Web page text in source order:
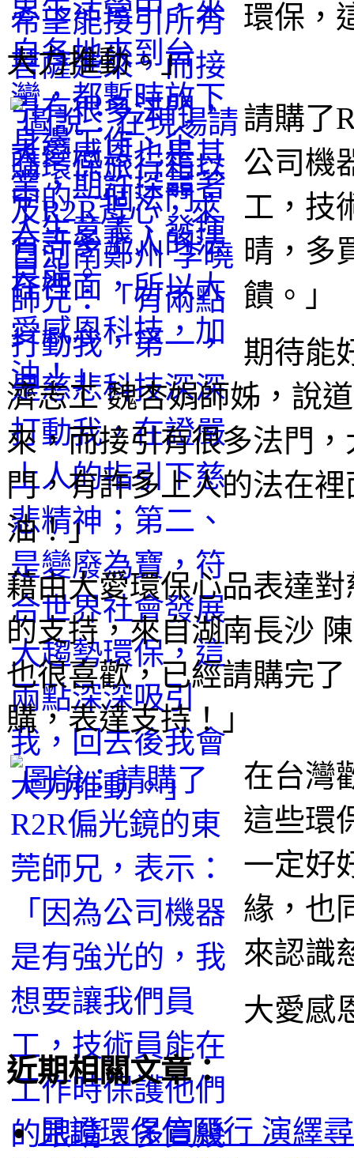
環保，
大力推動。」
請購了
公司機
工，技
晴，多
饋。」
期待能
濟志工 魏杏娟師姊，說
來，而接引有很多法門
門，有許多上人的法在
油！」
藉由大愛環保心品表達
的支持，來自湖南長沙
也很喜歡，已經請購完
購，表達支持！」
在台灣
這些環
一定好
緣，也
來認識
大愛
近期相關文章：
見證環保信願行 演繹